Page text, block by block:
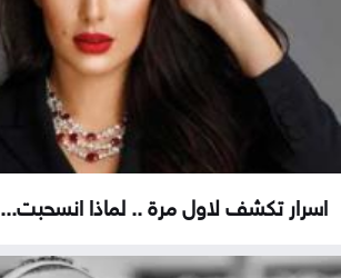
اسرار تكشف لاول مرة .. لماذا انسحبت...